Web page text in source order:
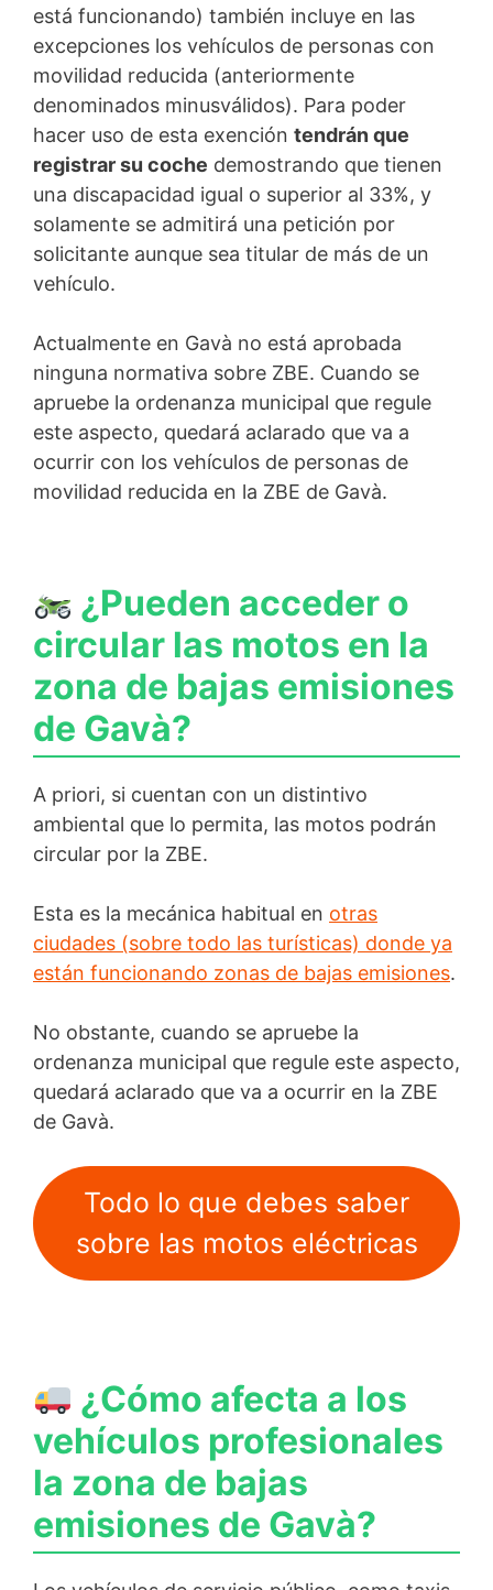
está funcionando) también incluye en las
excepciones los vehículos de personas con
movilidad reducida (anteriormente
denominados minusválidos). Para poder
hacer uso de esta exención tendrán que
registrar su coche demostrando que tienen
una discapacidad igual o superior al 33%, y
solamente se admitirá una petición por
solicitante aunque sea titular de más de un
vehículo.
Actualmente en Gavà no está aprobada
ninguna normativa sobre ZBE. Cuando se
apruebe la ordenanza municipal que regule
este aspecto, quedará aclarado que va a
ocurrir con los vehículos de personas de
movilidad reducida en la ZBE de Gavà.
¿Pueden acceder o
circular las motos en la
zona de bajas emisiones
de Gavà?
A priori, si cuentan con un distintivo
ambiental que lo permita, las motos podrán
circular por la ZBE.
Esta es la mecánica habitual en otras
ciudades (sobre todo las turísticas) donde ya
están funcionando zonas de bajas emisiones.
No obstante, cuando se apruebe la
ordenanza municipal que regule este aspecto,
quedará aclarado que va a ocurrir en la ZBE
de Gavà.
Todo lo que debes saber
sobre las motos eléctricas
¿Cómo afecta a los
vehículos profesionales
la zona de bajas
emisiones de Gavà?